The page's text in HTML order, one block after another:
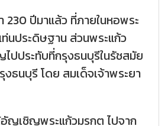
230 ปีมาแล้ว ที่ภายในหอพระ
นประดิษฐาน ส่วนพระแก้ว
ปประทับที่กรุงธนบุรีในรัชสมัย
งธนบุรี โดย สมเด็จเจ้าพระยา
ญเชิญพระแก้วมรกต ไปจาก